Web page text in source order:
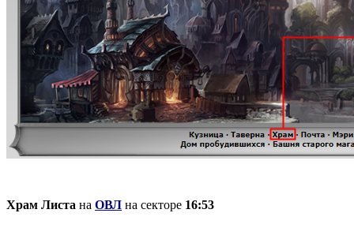
Храм Листа на ОВЛ на секторе 16:53